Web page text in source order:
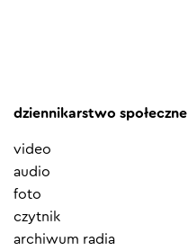
dziennikarstwo społeczne
video
audio
foto
czytnik
archiwum radia